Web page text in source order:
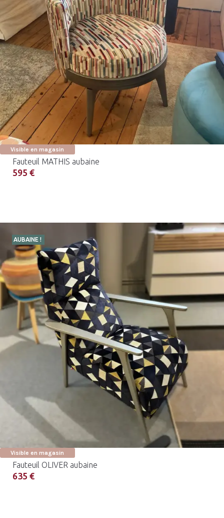
Visible en magasin
Fauteuil MATHIS aubaine
595 €
AUBAINE !
Visible en magasin
Fauteuil OLIVER aubaine
635 €